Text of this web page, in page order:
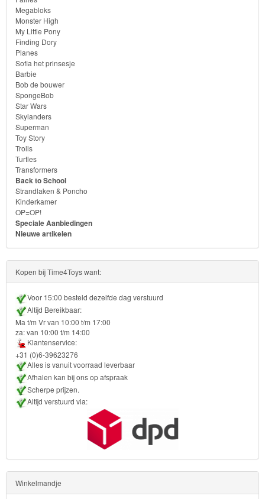
Transformers
Back
to
School
Strandlaken
&
Poncho
Kinderkamer
OP=OP!
Megabloks
Monster High
My Little Pony
Finding Dory
Planes
Sofia het prinsesje
Barbie
Bob de bouwer
SpongeBob
Star Wars
Skylanders
Superman
Toy Story
Trolls
Turtles
Transformers
Back to School
Strandlaken & Poncho
Kinderkamer
OP=OP!
Speciale Aanbiedingen
Nieuwe artikelen
Kopen bij Time4Toys want:
Voor 15:00 besteld dezelfde dag verstuurd
Altijd Bereikbaar:
Ma t/m Vr van 10:00 t/m 17:00
za: van 10:00 t/m 14:00
Klantenservice:
+31 (0)6-39623276
Alles is vanuit voorraad leverbaar
Afhalen kan bij ons op afspraak
Scherpe prijzen.
Altijd verstuurd via:
Winkelmandje